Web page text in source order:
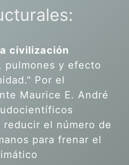
civilización
pulmones y efecto
Por el
Maurice E. André
reducir el número de
para frenar el